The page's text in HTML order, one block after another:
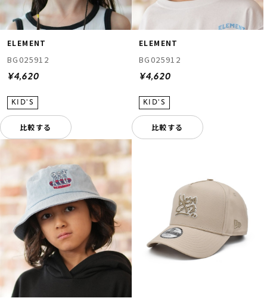
ELEMENT
BG025912
¥4,620
比較する
ELEMENT
BG025912
¥4,620
比較する